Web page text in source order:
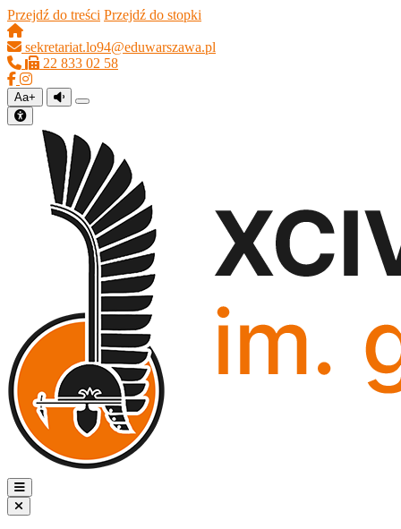
Przejdź do treści Przejdź do stopki
sekretariat.lo94@eduwarszawa.pl
22 833 02 58
Aa+